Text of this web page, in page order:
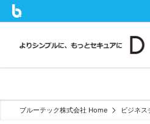
ブルーテック株式会社 Home ビジネス